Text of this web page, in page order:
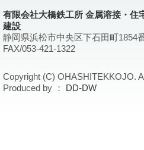
有限会社大橋鉄工所 金属溶接・住
建設
静岡県浜松市中央区下石田町1854
FAX/053-421-1322
Copyright (C) OHASHITEKKOJO.
Produced by ：
DD-DW